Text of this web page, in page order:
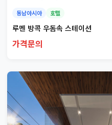
동남아시아 호텔
루멘 방콕 우돔속 스테이션
가격문의